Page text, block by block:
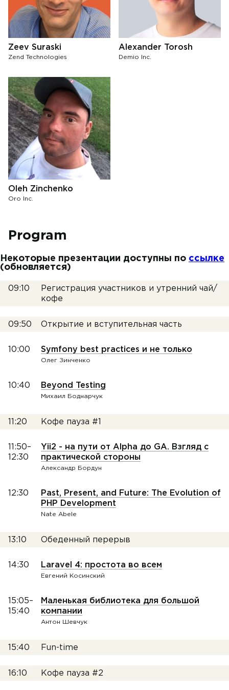
Zeev Suraski
Zend Technologies
Alexander Torosh
Demio Inc.
Oleh Zinchenko
Oro Inc.
Program
Некоторые презентации доступны по ссылке
(обновляется)
09:10
Регистрация участников и утренний чай/
кофе
09:50 Открытие и вступительная часть
10:00 Symfony best practices и не только
Олег Зинченко
10:40 Beyond Testing
Михаил Боднарчук
11:20 Кофе пауза #1
11:50–
12:30
Yii2 - на пути от Alpha до GA. Взгляд с
практической стороны
Александр Бордун
12:30
Past, Present, and Future: The Evolution of
PHP Development
Nate Abele
13:10 Обеденный перерыв
14:30 Laravel 4: простота во всем
Евгений Косинский
15:05–
15:40
Маленькая библиотека для большой
компании
Антон Шевчук
15:40 Fun-time
16:10 Кофе пауза #2